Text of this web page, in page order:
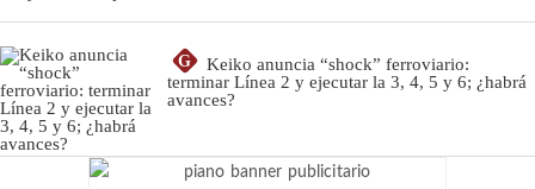
G
Keiko anuncia “shock” ferroviario:
terminar Línea 2 y ejecutar la 3, 4, 5 y 6; ¿habrá
avances?